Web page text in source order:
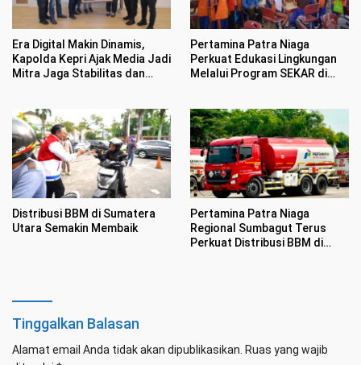
Era Digital Makin Dinamis,
Kapolda Kepri Ajak Media Jadi
Mitra Jaga Stabilitas dan
Pertamina Patra Niaga
Perkuat Edukasi Lingkungan
Melalui Program SEKAR di
Distribusi BBM di Sumatera
Utara Semakin Membaik
Pertamina Patra Niaga
Regional Sumbagut Terus
Perkuat Distribusi BBM di
Tinggalkan Balasan
Alamat email Anda tidak akan dipublikasikan. Ruas yang wajib